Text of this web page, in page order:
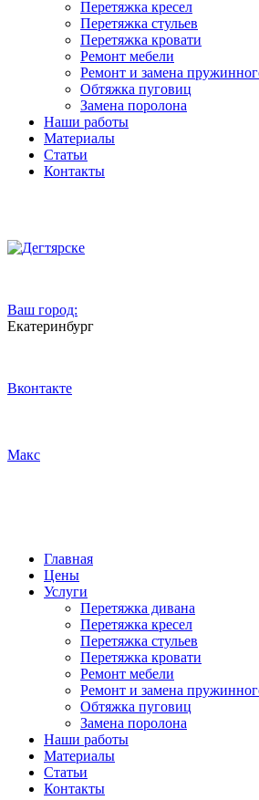
Перетяжка кресел
Перетяжка стульев
Перетяжка кровати
Ремонт мебели
Ремонт и замена
Обтяжка пуговиц
Замена поролона
Наши работы
Материалы
Статьи
Контакты
Ваш город:
Екатеринбург
Вконтакте
Макс
Главная
Цены
Услуги
Перетяжка дивана
Перетяжка кресел
Перетяжка стульев
Перетяжка кровати
Ремонт мебели
Ремонт и замена
Обтяжка пуговиц
Замена поролона
Наши работы
Материалы
Статьи
Контакты